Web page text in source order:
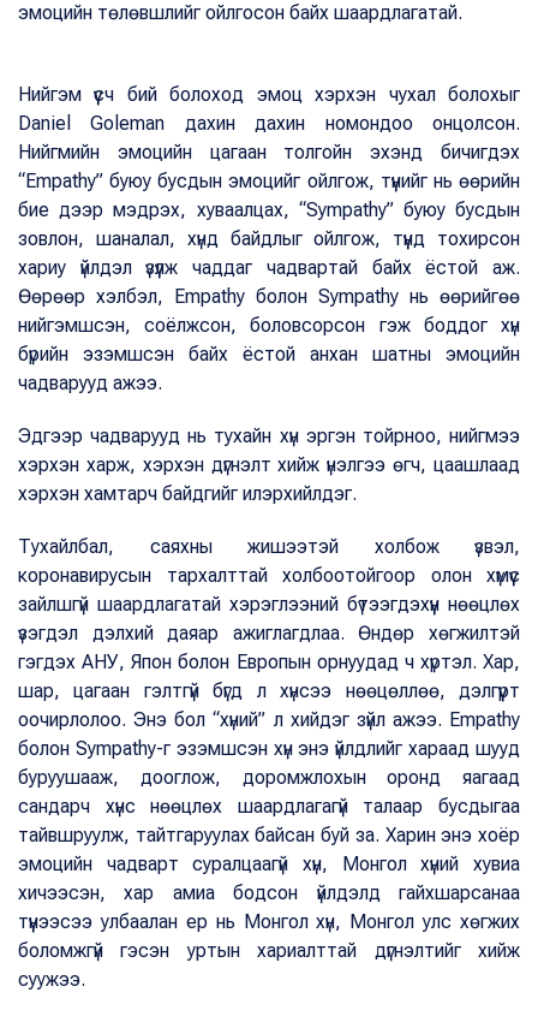
эмоцийн төлөвшлийг ойлгосон байх шаардлагатай.
Нийгэм үүсч бий болоход эмоц хэрхэн чухал болохыг
Daniel Goleman дахин дахин номондоо онцолсон.
Нийгмийн эмоцийн цагаан толгойн эхэнд бичигдэх
“Empathy” буюу бусдын эмоцийг ойлгож, түүнийг нь өөрийн
бие дээр мэдрэх, хуваалцах, “Sympathy” буюу бусдын
зовлон, шаналал, хүнд байдлыг ойлгож, түүнд тохирсон
хариу үйлдэл үзүүлж чаддаг чадвартай байх ёстой аж.
Өөрөөр хэлбэл, Empathy болон Sympathy нь өөрийгөө
нийгэмшсэн, соёлжсон, боловсорсон гэж боддог хүн
бүрийн эзэмшсэн байх ёстой анхан шатны эмоцийн
чадварууд ажээ.
Эдгээр чадварууд нь тухайн хүн эргэн тойрноо, нийгмээ
хэрхэн харж, хэрхэн дүгнэлт хийж үнэлгээ өгч, цаашлаад
хэрхэн хамтарч байдгийг илэрхийлдэг.
Тухайлбал, саяхны жишээтэй холбож үзвэл,
коронавирусын тархалттай холбоотойгоор олон хүмүүс
зайлшгүй шаардлагатай хэрэглээний бүтээгдэхүүн нөөцлөх
үзэгдэл дэлхий даяар ажиглагдлаа. Өндөр хөгжилтэй
гэгдэх АНУ, Япон болон Европын орнуудад ч хүртэл. Хар,
шар, цагаан гэлтгүй бүгд л хүнсээ нөөцөллөө, дэлгүүрт
оочирлолоо. Энэ бол “хүний” л хийдэг зүйл ажээ. Empathy
болон Sympathy-г эзэмшсэн хүн энэ үйлдлийг хараад шууд
буруушааж, дооглож, доромжлохын оронд яагаад
сандарч хүнс нөөцлөх шаардлагагүй талаар бусдыгаа
тайвшруулж, тайтгаруулах байсан буй за. Харин энэ хоёр
эмоцийн чадварт суралцаагүй хүн, Монгол хүний хувиа
хичээсэн, хар амиа бодсон үйлдэлд гайхшарсанаа
түүнээсээ улбаалан ер нь Монгол хүн, Монгол улс хөгжих
боломжгүй гэсэн уртын хариалттай дүгнэлтийг хийж
суужээ.